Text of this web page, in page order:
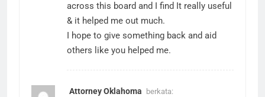
across this board and I find It really useful
& it helped me out much.
I hope to give something back and aid
others like you helped me.
Attorney Oklahoma
berkata: